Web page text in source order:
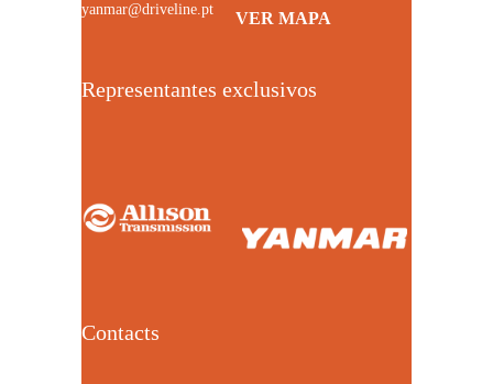
yanmar@driveline.pt
VER MAPA
Representantes exclusivos
Contacts